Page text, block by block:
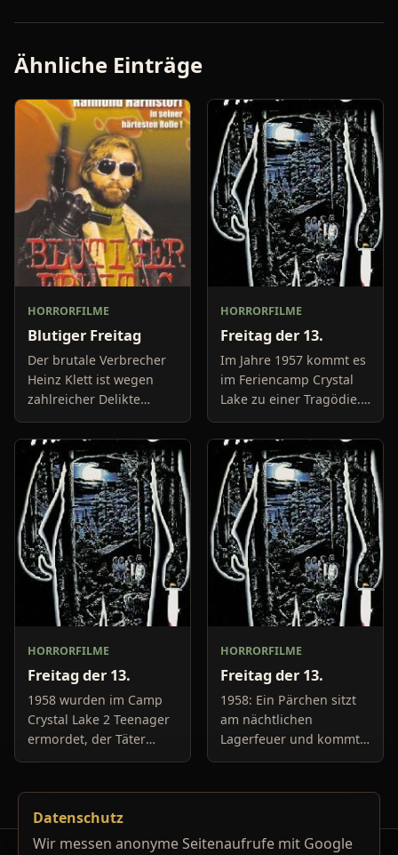
Ähnliche Einträge
HORRORFILME
Blutiger Freitag
Der brutale Verbrecher
Heinz Klett ist wegen
zahlreicher Delikte
inhaftiert, ihm gelingt
aber die Flucht aus der
Haftanstalt, bei der ihm
zwei Komplizen unters
HORRORFILME
Freitag der 13.
Im Jahre 1957 kommt es
im Feriencamp Crystal
Lake zu einer Tragödie.
Der kleine Jason
Vorheers ertrinkt im See,
weil die Betreuer sich
lieber anderen Dingen h
HORRORFILME
Freitag der 13.
1958 wurden im Camp
Crystal Lake 2 Teenager
ermordet, der Täter
wurde niemals
wurde dicht gemacht. 20
Jahre später beschließen
ein paa
HORRORFILME
Freitag der 13.
1958: Ein Pärchen sitzt
am nächtlichen
Lagerfeuer und kommt
sich langsam näher. Als
werden soll, ist es aber
vorbei
Datenschutz
Wir messen anonyme Seitenaufrufe mit Google